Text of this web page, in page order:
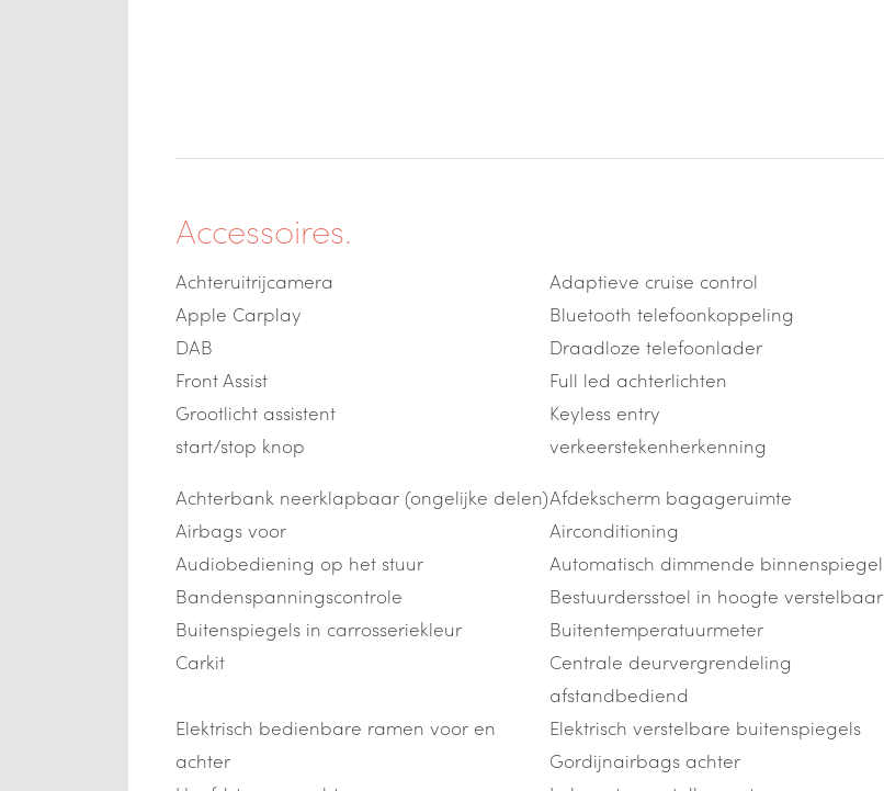
Accessoires.
Achteruitrijcamera Adaptieve cruise control
Apple Carplay
Bluetooth telefoonkoppeling
DAB
Draadloze telefoonlader
Front Assist
Full led achterlichten
Grootlicht assistent
Keyless entry
start/stop knop
verkeerstekenherkenning
Achterbank neerklapbaar (ongelijke delen)Afdekscherm bagageruimte
Airbags voor
Airconditioning
Audiobediening op het stuur
Automatisch dimmende binnenspiegel
Bandenspanningscontrole
Bestuurdersstoel in hoogte verstelbaar
Buitenspiegels in carrosseriekleur
Buitentemperatuurmeter
Carkit
Centrale deurvergrendeling
afstandbediend
Elektrisch bedienbare ramen voor en
achter
Elektrisch verstelbare buitenspiegels
Gordijnairbags achter